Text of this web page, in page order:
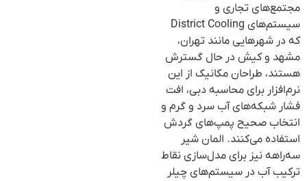
مجتمع‌های تجاری و
سیستم‌های District Cooling
که در شهرهایی مانند تهران،
مشهد و کیش در حال گسترش
هستند، طراحان مکانیک از این
نرم‌افزار برای محاسبه دبی، افت
فشار شبکه‌های آب سرد و گرم و
انتخاب صحیح پمپ‌های گردش
استفاده می‌کنند. المان شیر
سه‌راهه نیز برای مدل‌سازی نقاط
ترکیب آب در سیستم‌های چیلر